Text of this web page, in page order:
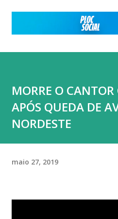
Pular para o
MORRE O
APÓS QUEDA DE
NORDESTE
maio 27, 2019